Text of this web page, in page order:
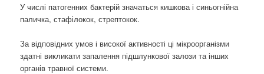
У числі патогенних бактерій значаться кишкова і синьогнійна
паличка, стафілокок, стрептокок.
За відповідних умов і високої активності ці мікроорганізми
здатні викликати запалення підшлункової залози та інших
органів травної системи.